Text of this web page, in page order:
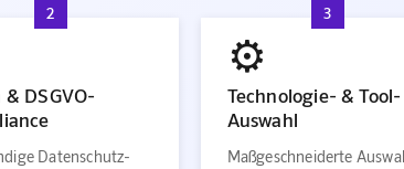
2
DSGVO-
Datenschutz-
3
⚙️
Technologie- & Tool-
Auswahl
Maßgeschneiderte